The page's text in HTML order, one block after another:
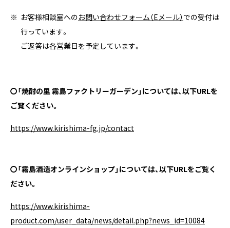
お客様相談室へのお問い合わせフォーム（Eメール） での受付は
行っています。
ご返答は各営業日を予定しています。
〇「焼酎の里 霧島ファクトリーガーデン」については、以下URLを
ご覧ください。
https://www.kirishima-fg.jp/contact
〇「霧島酒造オンラインショップ」については、以下URLをご覧く
ださい。
https://www.kirishima-
product.com/user_data/news/detail.php?news_id=10084